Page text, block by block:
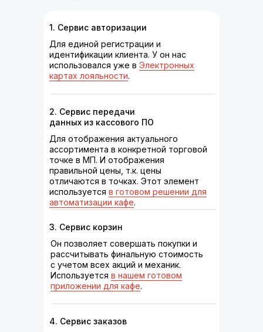
1. Сервис авторизации
Для единой регистрации и
идентификации клиента. У он нас
использовался уже в Электронных
картах лояльности.
2. Сервис передачи
данных из кассового ПО
Для отображения актуального
ассортимента в конкретной торговой
точке в МП. И отображения
правильной цены, т.к. цены
отличаются в точках. Этот элемент
используется в готовом решении для
автоматизации кафе.
3. Сервис корзин
Он позволяет совершать покупки и
рассчитывать финальную стоимость
с учетом всех акций и механик.
Используется в нашем готовом
приложении для кафе.
4. Сервис заказов